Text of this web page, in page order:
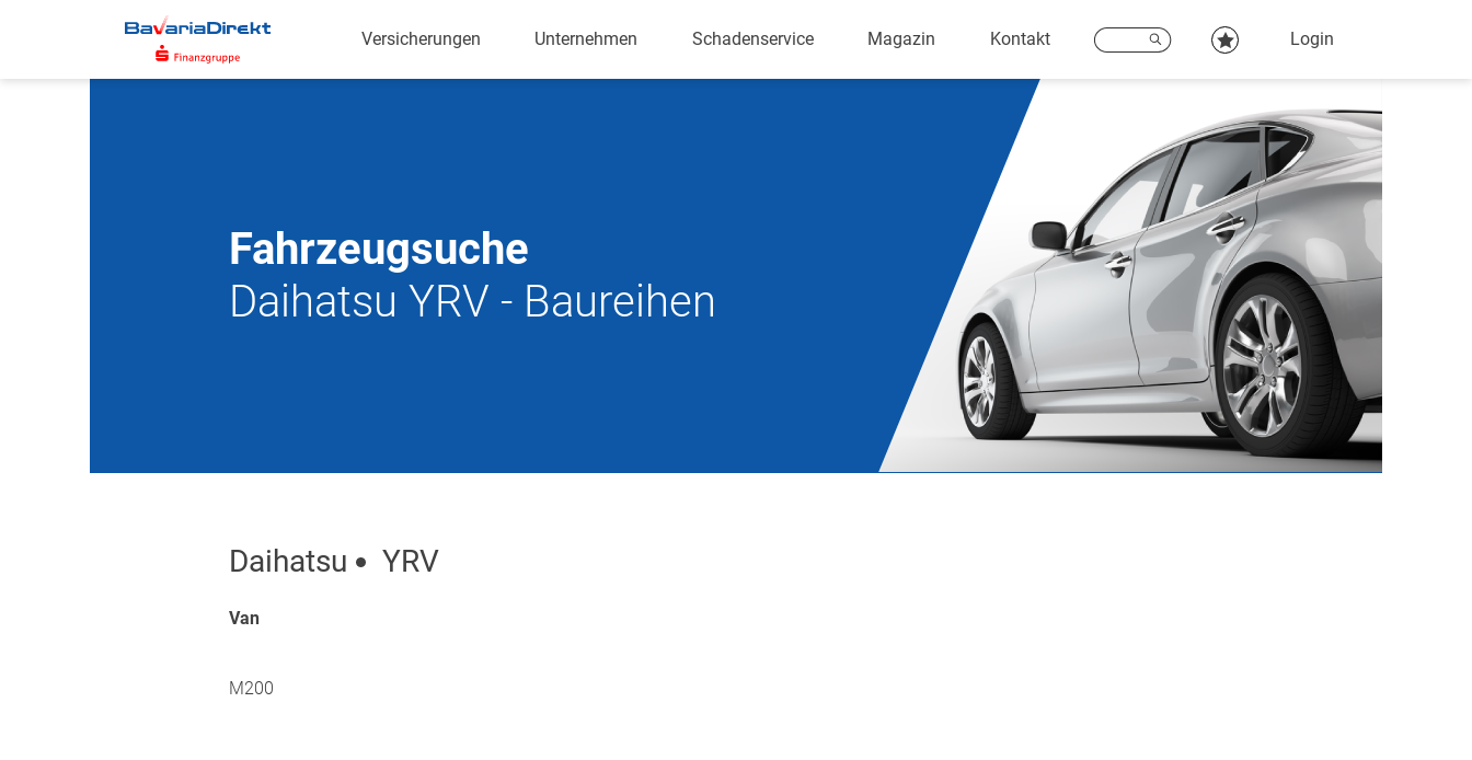
Versicherungen Unternehmen Schadenservice Magazin Kontakt Login
Fahrzeugsuche
Daihatsu YRV - Baureihen
Daihatsu YRV
Van
M200